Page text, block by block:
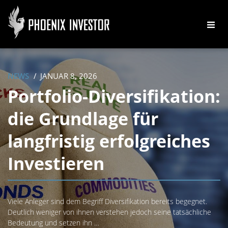
NEWS JANUAR 8, 2026
Portfolio-Diversifikation:
die Grundlage für
langfristig erfolgreiches
Investieren
Viele Anleger sind dem Begriff Diversifikation bereits begegnet.
Deutlich weniger von ihnen verstehen jedoch seine tatsächliche
Bedeutung und setzen ihn …